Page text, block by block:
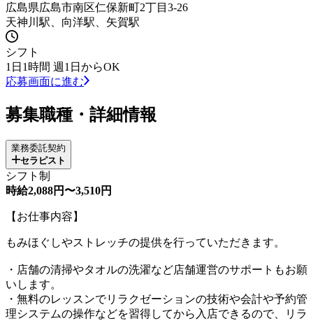
広島県広島市南区仁保新町2丁目3-26
天神川駅、向洋駅、矢賀駅
シフト
1日1時間 週1日からOK
応募画面に進む
募集職種・詳細情報
業務委託契約
セラピスト
シフト制
時給2,088円〜3,510円
【お仕事内容】
もみほぐしやストレッチの提供を行っていただきます。
・店舗の清掃やタオルの洗濯など店舗運営のサポートもお願
いします。
・無料のレッスンでリラクゼーションの技術や会計や予約管
理システムの操作などを習得してから入店できるので、リラ